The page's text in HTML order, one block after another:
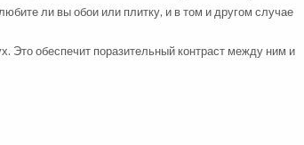
ли вы обои или плитку, и в том и другом случае
Это обеспечит поразительный контраст между ним и